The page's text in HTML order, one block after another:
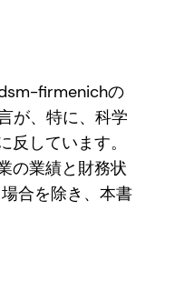
firmenichの
が、特に、科学
しています。
の業績と財務状
合を除き、本書